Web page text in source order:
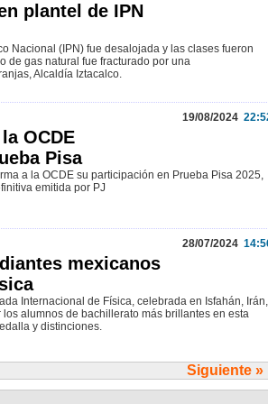
plantel de IPN
Nacional (IPN) fue desalojada y las clases fueron
de gas natural fue fracturado por una
Alcaldía Iztacalco.
19/08/2024
OCDE
Pisa
a la OCDE su participación en Prueba Pisa 2025,
emitida por PJ
28/07/2024
mexicanos
Internacional de Física, celebrada en Isfahán, Irán,
alumnos de bachillerato más brillantes en esta
y distinciones.
Siguiente »